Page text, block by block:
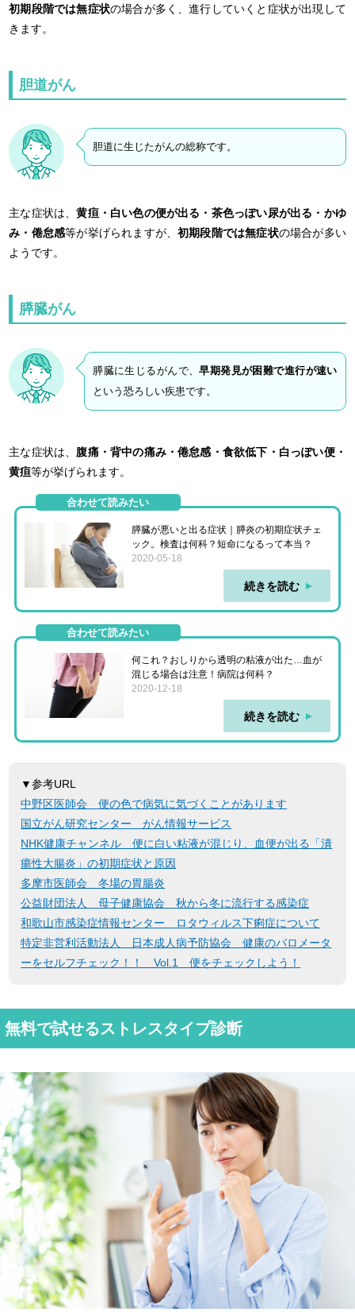
初期段階では無症状の場合が多く、進行していくと症状が出現して
きます。
胆道がん
胆道に生じたがんの総称です。
主な症状は、黄疸・白い色の便が出る・茶色っぽい尿が出る・かゆ
み・倦怠感等が挙げられますが、初期段階では無症状の場合が多い
ようです。
膵臓がん
膵臓に生じるがんで、早期発見が困難で進行が速い
という恐ろしい疾患です。
主な症状は、 腹痛・背中の痛み・倦怠感・食欲低下・白っぽい便・
黄疸等が挙げられます。
合わせて読みたい
膵臓が悪いと出る症状｜膵炎の初期症状チェ
ック。検査は何科？短命になるって本当？
2020-05-18
続きを読む
合わせて読みたい
何これ？おしりから透明の粘液が出た…血が
混じる場合は注意！病院は何科？
2020-12-18
続きを読む
▼参考URL
中野区医師会 便の色で病気に気づくことがあります
国立がん研究センター がん情報サービス
NHK健康チャンネル 便に白い粘液が混じり、血便が出る「潰
瘍性大腸炎」の初期症状と原因
多摩市医師会 冬場の胃腸炎
公益財団法人 母子健康協会 秋から冬に流行する感染症
和歌山市感染症情報センター ロタウィルス下痢症について
特定非営利活動法人 日本成人病予防協会 健康のバロメータ
ーをセルフチェック！！ Vol.1 便をチェックしよう！
無料で試せるストレスタイプ診断